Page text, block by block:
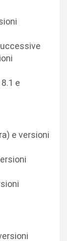
e
e versioni